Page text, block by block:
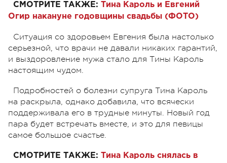
СМОТРИТЕ ТАКЖЕ: Тина Кароль и Евгений
Огир накануне годовщины свадьбы (ФОТО)
Ситуация со здоровьем Евгения была настолько
серьезной, что врачи не давали никаких гарантий,
и выздоровление мужа стало для Тины Кароль
настоящим чудом.
Подробностей о болезни супруга Тина Кароль
на раскрыла, однако добавила, что всячески
поддерживала его в трудные минуты. Новый год
пара будет встречать вместе, и это для певицы
самое большое счастье.
СМОТРИТЕ ТАКЖЕ: Тина Кароль снялась в